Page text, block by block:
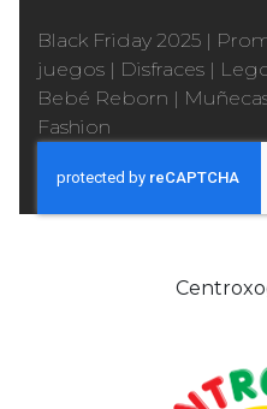
Black Friday 2025 |
juegos | Disfraces |
Bebé Reborn |
Fashion